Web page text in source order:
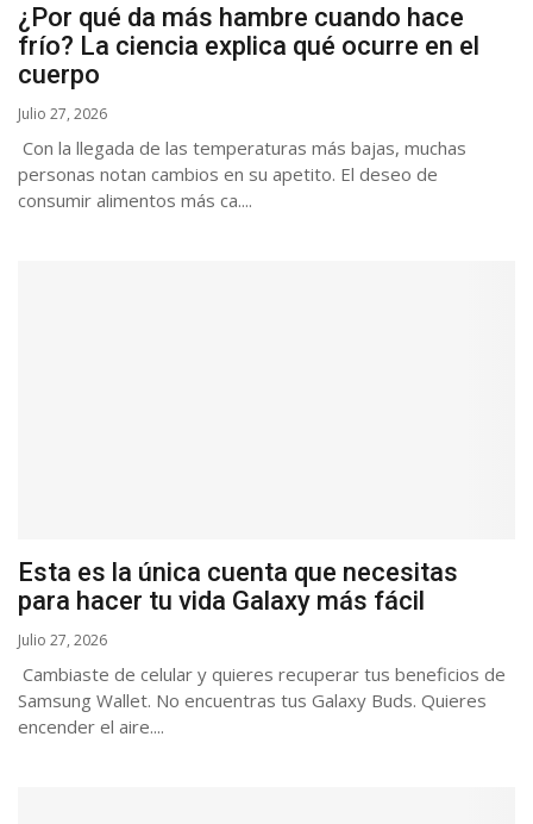
¿Por qué da más hambre cuando hace
frío? La ciencia explica qué ocurre en el
cuerpo
Julio 27, 2026
Con la llegada de las temperaturas más bajas, muchas
personas notan cambios en su apetito. El deseo de
consumir alimentos más ca....
Esta es la única cuenta que necesitas
para hacer tu vida Galaxy más fácil
Julio 27, 2026
Cambiaste de celular y quieres recuperar tus beneficios de
Samsung Wallet. No encuentras tus Galaxy Buds. Quieres
encender el aire....